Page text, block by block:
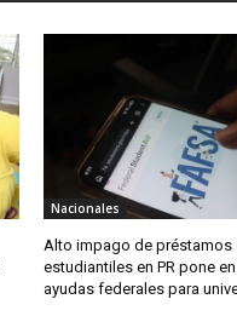
Nacionales
Alto impago de préstamos
estudiantiles en PR pone
ayudas federales para